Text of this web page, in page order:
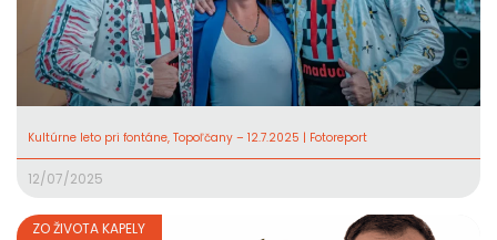
Kultúrne leto pri fontáne, Topoľčany – 12.7.2025 | Fotoreport
12/07/2025
ZO ŽIVOTA KAPELY